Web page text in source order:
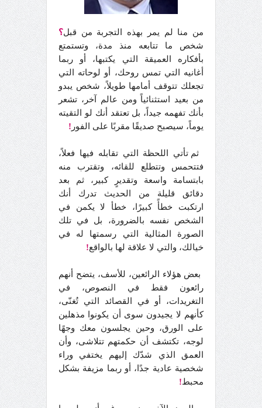
من منا لم يمر بهذه التجربة من قبل؟
شخص ما تتابعه منذ مدة، وتستمتع
بأفكاره العميقة التي يكتبها، أو ربما
أغانيه التي تمس روحك، أو لوحاته التي
تجعلك تتوقف أمامها طويلاً، شخص يبدو
من بعيد استثنائياً ومن عالم آخر، تشعر
بأنك تفهمه جيداً، بل تعتقد أنك لو التقيته
يوماً، سيصبح صديقًا مقربًا على الفور !
ثم تأتي اللحظة التي تقابله فيها فعلاً،
فتتحمس وتتطلع للقائه، وتقترب منه
بابتسامة واسعة وتقديرٍ كبير، ثم بعد
دقائق قليلة من الحديث تدرك أنك
ارتكبت خطأً كبيرًا، خطأ لا يكمن في
الشخص نفسه بالضرورة، بل في تلك
الصورة المثالية التي رسمتها له في
خيالك، والتي لا علاقة لها بالواقع!
بعض هؤلاء الرائعين، للأسف، يتضح أنهم
رائعون فقط في النصوص، في
التغريدات، أو في القصائد التي تُغنّى،
كأنهم لا يجيدون سوى أن يكونوا مذهلين
على الورق، وحين يجلسون معك وجهًا
لوجه، تكتشف أن حكمتهم تتلاشى، وأن
العمق الذي شدّك إليهم يختفي وراء
شخصية عادية جدًا، أو ربما مزيفة بشكل
محبط!